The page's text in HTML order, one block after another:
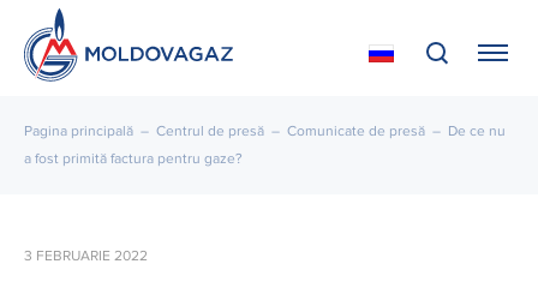
Pagina principală – Centrul de presă – Comunicate de presă – De ce nu
a fost primită factura pentru gaze?
3 FEBRUARIE 2022